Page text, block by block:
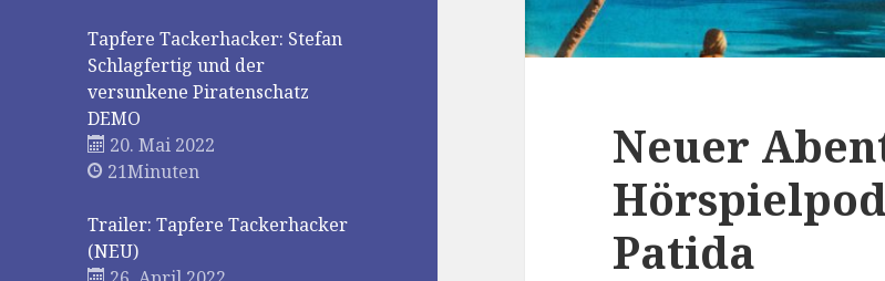
Tapfere Tackerhacker: Stefan
Schlagfertig und der
versunkene Piratenschatz
DEMO
20. Mai 2022
21Minuten
Trailer: Tapfere Tackerhacker
(NEU)
Neuer
Patida